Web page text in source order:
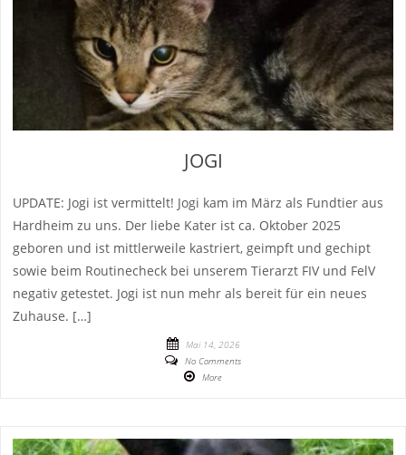
JOGI
UPDATE: Jogi ist vermittelt! Jogi kam im März als Fundtier aus
Hardheim zu uns. Der liebe Kater ist ca. Oktober 2025
geboren und ist mittlerweile kastriert, geimpft und gechipt
sowie beim Routinecheck bei unserem Tierarzt FIV und FelV
negativ getestet. Jogi ist nun mehr als bereit für ein neues
Zuhause. […]
Mai 14, 2026
No Comments
More